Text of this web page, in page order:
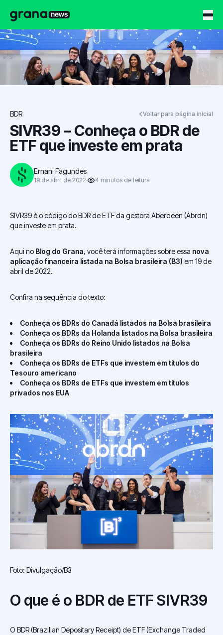
Grana News
BDR Voltar para página inicial
SIVR39 – Conheça o BDR de
ETF que investe em prata
Ernani Fagundes
19 de abril de 2022 4 minutos de leitura
SIVR39 é o código do BDR de ETF da gestora Aberdeen (Abrdn)
que investe em prata.
Aqui no Blog do Grana, você terá informações sobre essa nova
aplicação financeira listada na Bolsa brasileira (B3) em 19 de
abril de 2022.
Confira na sequência do texto:
Conheça os BDRs do Canadá listados na Bolsa brasileira
Conheça os BDRs da Holanda listados na Bolsa brasileira
Conheça os BDRs do Reino Unido listados na Bolsa
brasileira
Conheça os BDRs de ETFs que investem em títulos do
Tesouro americano
Conheça os BDRs de ETFs que investem em títulos
privados nos EUA
Foto: Divulgação/B3
O que é o BDR de ETF SIVR39
O BDR (Brazilian Depositary Receipt) de ETF (Exchange Traded